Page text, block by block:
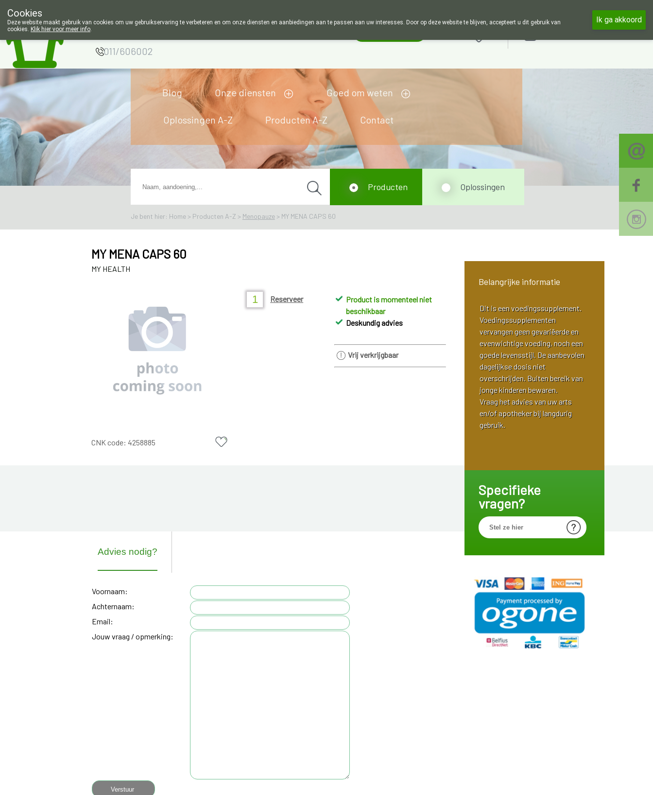
Apotheek Wouters
011/606002
Blog Onze diensten Goed om weten
Oplossingen A-Z Producten A-Z Contact
Je bent hier: Home > Producten A-Z > Menopauze > MY MENA CAPS 60
Producten Oplossingen
MY MENA CAPS 60
MY HEALTH
Reserveer
CNK code:4258885
Product is momenteel niet
beschikbaar
Deskundig advies
Vrij verkrijgbaar
Belangrijke informatie
Dit is een voedingssupplement.
Voedingssupplementen
vervangen geen gevariëerde en
evenwichtige voeding, noch een
goede levensstijl. De aanbevolen
dagelijkse dosis niet
overschrijden. Buiten bereik van
jonge kinderen bewaren.
Vraag het advies van uw arts
en/of apotheker bij langdurig
gebruik.
Specifieke
vragen?
Advies nodig?
Voornaam:
Achternaam:
Email:
Jouw vraag / opmerking:
Cookies
Deze website maakt gebruik van cookies om uw gebruikservaring te verbeteren en om onze diensten en aanbiedingen aan te passen aan uw interesses. Door op deze website te blijven, accepteert u dit gebruik van
cookies. Klik hier voor meer info.
Ik ga akkoord